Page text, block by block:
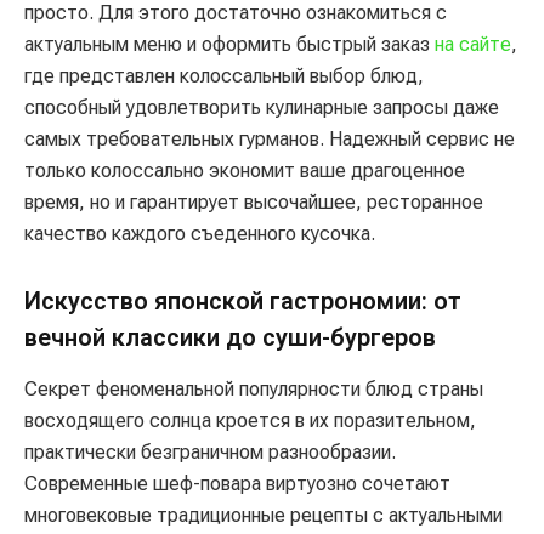
просто. Для этого достаточно ознакомиться с
актуальным меню и оформить быстрый заказ на сайте,
где представлен колоссальный выбор блюд,
способный удовлетворить кулинарные запросы даже
самых требовательных гурманов. Надежный сервис не
только колоссально экономит ваше драгоценное
время, но и гарантирует высочайшее, ресторанное
качество каждого съеденного кусочка.
Искусство японской гастрономии: от
вечной классики до суши-бургеров
Секрет феноменальной популярности блюд страны
восходящего солнца кроется в их поразительном,
практически безграничном разнообразии.
Современные шеф-повара виртуозно сочетают
многовековые традиционные рецепты с актуальными